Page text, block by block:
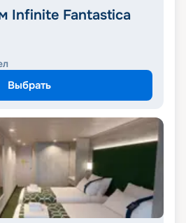
Infinite Fantastica
Выбрать